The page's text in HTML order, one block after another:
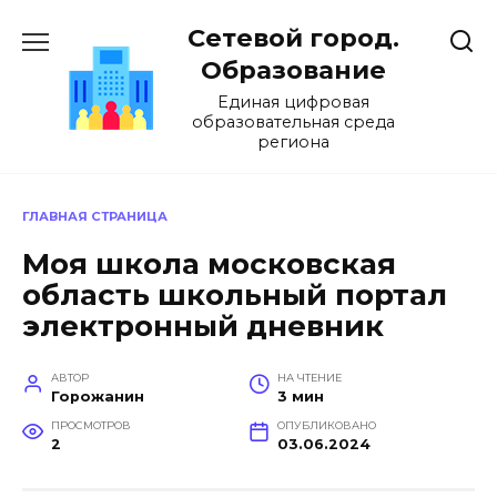
содержанию
Сетевой город.
Образование
Единая цифровая
образовательная среда
региона
ГЛАВНАЯ СТРАНИЦА
Моя школа московская
область школьный портал
электронный дневник
АВТОР
Горожанин
НА ЧТЕНИЕ
3 мин
ПРОСМОТРОВ
2
ОПУБЛИКОВАНО
03.06.2024